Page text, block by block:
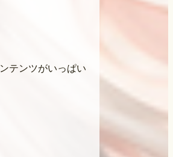
テンツがいっぱい